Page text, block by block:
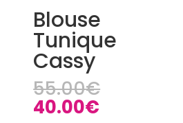
Blouse
Tunique
Cassy
55.00€
40.00€